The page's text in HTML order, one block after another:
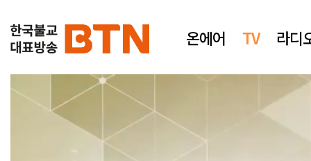
온에어 TV 라디